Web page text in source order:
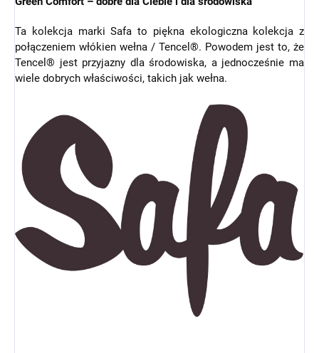
Ta kolekcja marki Safa to piękna ekologiczna kolekcja z
połączeniem włókien wełna / Tencel®. Powodem jest to, że
Tencel® jest przyjazny dla środowiska, a jednocześnie ma
wiele dobrych właściwości, takich jak wełna.